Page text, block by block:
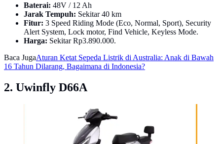
Baterai: 48V / 12 Ah
Jarak Tempuh: Sekitar 40 km
Fitur: 3 Speed Riding Mode (Eco, Normal, Sport), Security
Alert System, Lock motor, Find Vehicle, Keyless Mode.
Harga: Sekitar Rp3.890.000.
Baca JugaAturan Ketat Sepeda Listrik di Australia: Anak di Bawah
16 Tahun Dilarang, Bagaimana di Indonesia?
2. Uwinfly D66A